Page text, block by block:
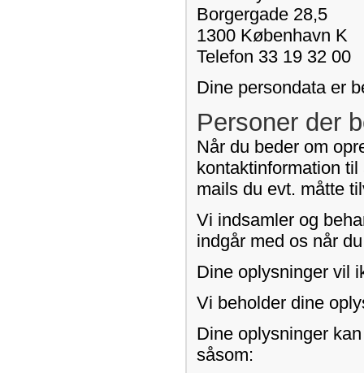
Borgergade 28,5
1300 København K
Telefon 33 19 32 00
Dine persondata er
Personer der
Når du beder om
kontaktinformation
mails du evt. måtte
Vi indsamler og
indgår med os når
Dine oplysninger vil
Vi beholder dine
Dine oplysninger
såsom: